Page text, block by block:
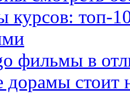
курсов: топ-
фильмы в
дорамы стоит